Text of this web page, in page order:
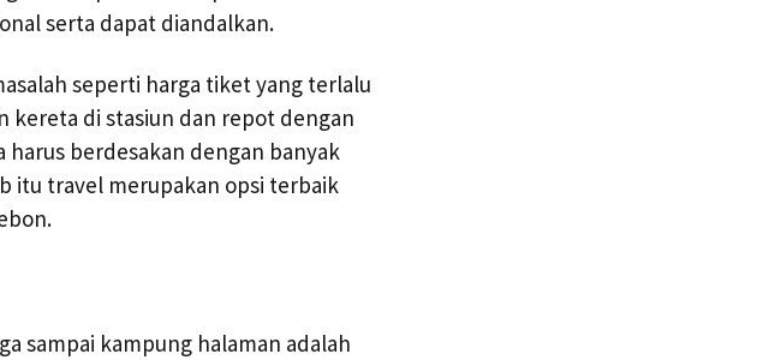
serta dapat diandalkan.
seperti harga tiket yang terlalu
di stasiun dan repot dengan
harus berdesakan dengan banyak
itu travel merupakan opsi terbaik
sampai kampung halaman adalah